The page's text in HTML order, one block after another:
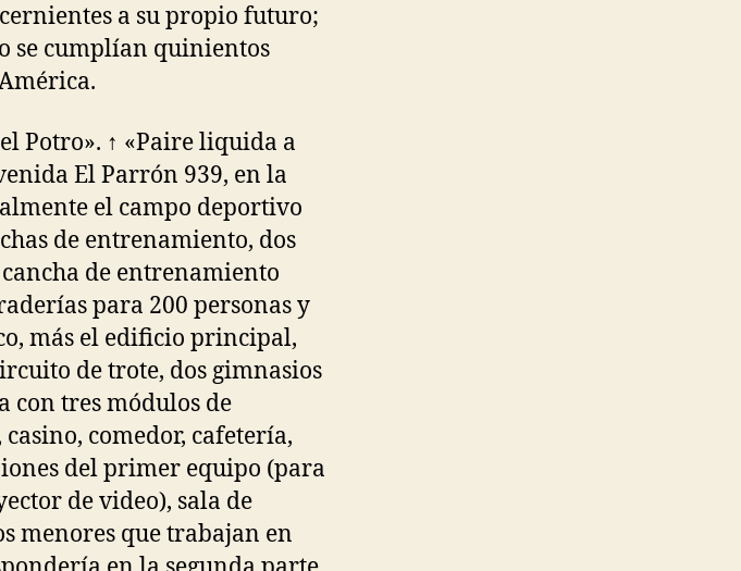
a su propio futuro;
se cumplían quinientos
Potro». ↑ «Paire liquida a
El Parrón 939, en la
el campo deportivo
de entrenamiento, dos
de entrenamiento
para 200 personas y
más el edificio principal,
de trote, dos gimnasios
con tres módulos de
comedor, cafetería,
del primer equipo (para
de video), sala de
menores que trabajan en